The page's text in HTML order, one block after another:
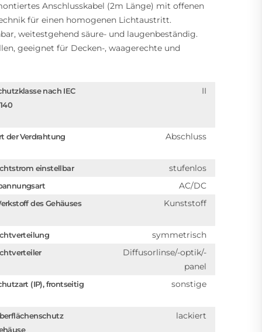
Anschlusskabel (2m Länge) mit offenen
für einen homogenen Lichtaustritt.
weitestgehend säure- und laugenbeständig.
geeignet für Decken-, waagerechte und
nach IEC
II
der Verdrahtung Abschluss
einstellbar stufenlos
AC/DC
des Gehäuses Kunststoff
symmetrisch
Diffusorlinse/-optik/-
panel
(IP), frontseitig sonstige
lackiert